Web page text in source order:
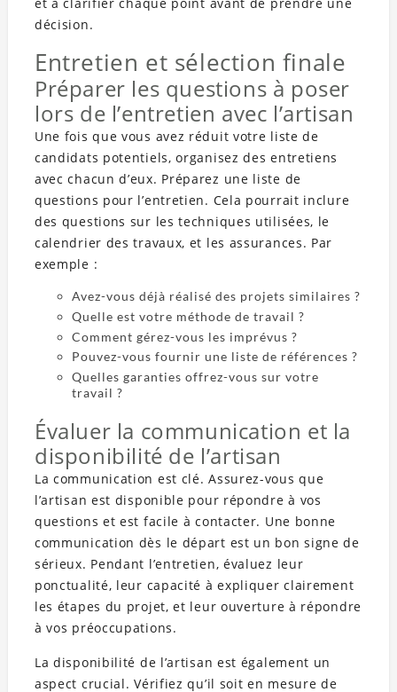
décision.
Entretien et sélection finale
Préparer les questions à poser
lors de l’entretien avec l’artisan
Une fois que vous avez réduit votre liste de
candidats potentiels, organisez des entretiens
avec chacun d’eux. Préparez une liste de
questions pour l’entretien. Cela pourrait inclure
des questions sur les techniques utilisées, le
calendrier des travaux, et les assurances. Par
exemple :
Avez-vous déjà réalisé des projets similaires ?
Quelle est votre méthode de travail ?
Comment gérez-vous les imprévus ?
Pouvez-vous fournir une liste de références ?
Quelles garanties offrez-vous sur votre
travail ?
Évaluer la communication et la
disponibilité de l’artisan
La communication est clé. Assurez-vous que
l’artisan est disponible pour répondre à vos
questions et est facile à contacter. Une bonne
communication dès le départ est un bon signe de
sérieux. Pendant l’entretien, évaluez leur
ponctualité, leur capacité à expliquer clairement
les étapes du projet, et leur ouverture à répondre
à vos préoccupations.
La disponibilité de l’artisan est également un
aspect crucial. Vérifiez qu’il soit en mesure de